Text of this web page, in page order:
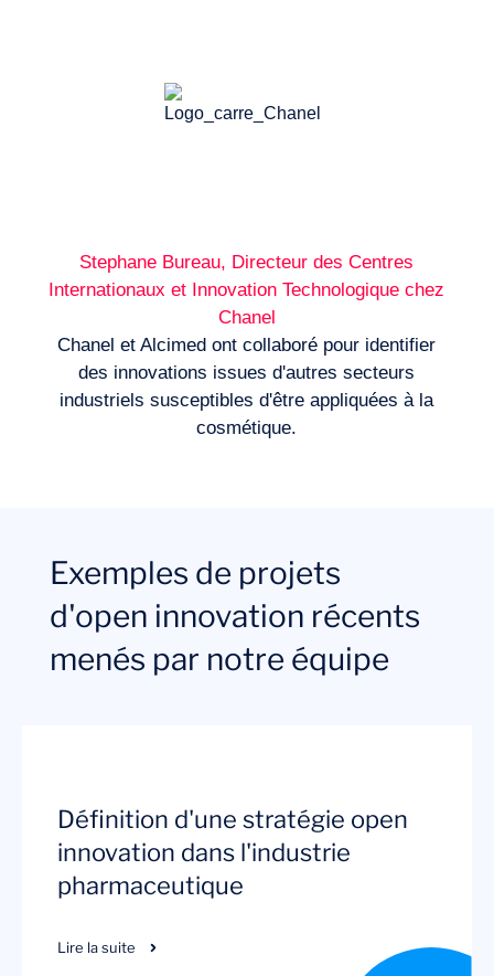
Stephane Bureau, Directeur des Centres
Internationaux et Innovation Technologique chez
Chanel
Chanel et Alcimed ont collaboré pour identifier
des innovations issues d'autres secteurs
industriels susceptibles d'être appliquées à la
cosmétique.
Exemples de projets
d'open innovation récents
menés par notre équipe
Définition d'une stratégie open
innovation dans l'industrie
pharmaceutique
Lire la suite